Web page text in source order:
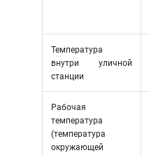
Температура
внутри уличной
станции
Рабочая
температура
(температура
окружающей